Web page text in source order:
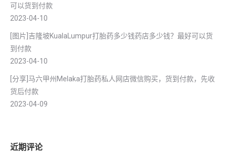
可以货到付款
2023-04-10
[图片]吉隆坡KualaLumpur打胎药多少钱药店多少钱？最好可以货
到付款
2023-04-10
[分享]马六甲州Melaka打胎药私人网店微信购买，货到付款，先收
货后付款
2023-04-09
近期评论